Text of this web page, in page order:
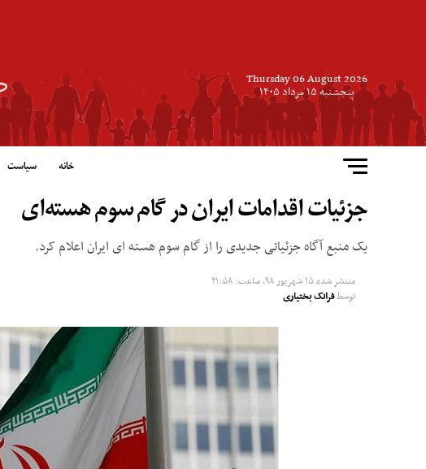
Thursday 06 August 2026
پنجشنبه ۱۵ مرداد ۱۴۰۵
خانه سیاست
جزئیات اقدامات ایران در گام سوم هسته‌ای
یک منبع آگاه جزئیاتی جدیدی را از گام سوم هسته ای ایران اعلام کرد.
منتشر شده ۱۵ شهریور ۹۸, ساعت: ۲۱:۵۸
توسطفرانک بختیاری